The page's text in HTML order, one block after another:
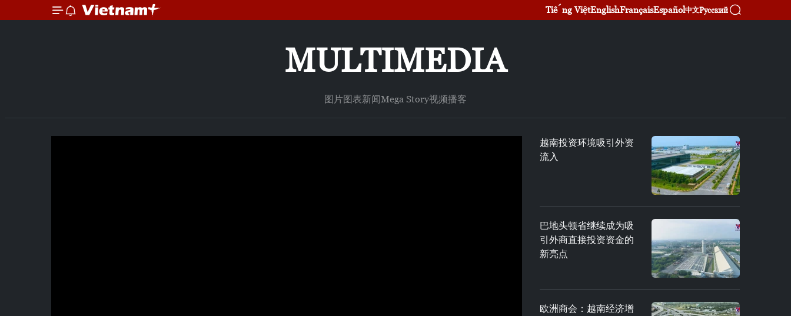
Tiếng ViệtEnglishFrançaisEspañol中文Русский
MULTIMEDIA
图片图表新闻Mega Story视频播客
越南投资环境吸引外资
流入
巴地头顿省继续成为吸
引外商直接投资资金的
新亮点
欧洲商会：越南经济增